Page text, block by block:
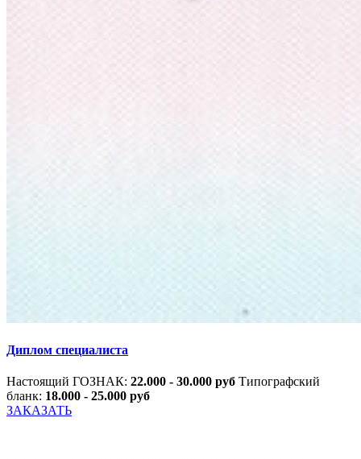
Диплом специалиста
Настоящий ГОЗНАК: 22.000 - 30.000 руб Типографский
бланк: 18.000 - 25.000 руб
ЗАКАЗАТЬ